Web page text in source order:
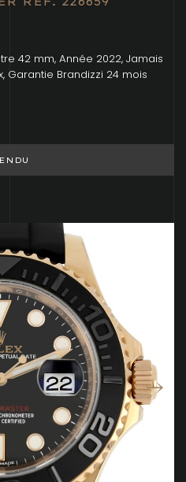
42 mm, Année 2022, Jamais
Garantie Brandizzi 24 mois